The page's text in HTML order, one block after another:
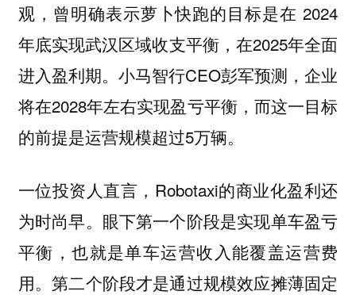
观，曾明确表示萝卜快跑的目标是在 2024
年底实现武汉区域收支平衡，在2025年全面
进入盈利期。小马智行CEO彭军预测，企业
将在2028年左右实现盈亏平衡，而这一目标
的前提是运营规模超过5万辆。
一位投资人直言，Robotaxi的商业化盈利还
为时尚早。眼下第一个阶段是实现单车盈亏
平衡，也就是单车运营收入能覆盖运营费
用。第二个阶段才是通过规模效应摊薄固定